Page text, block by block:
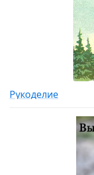
Рукоделие